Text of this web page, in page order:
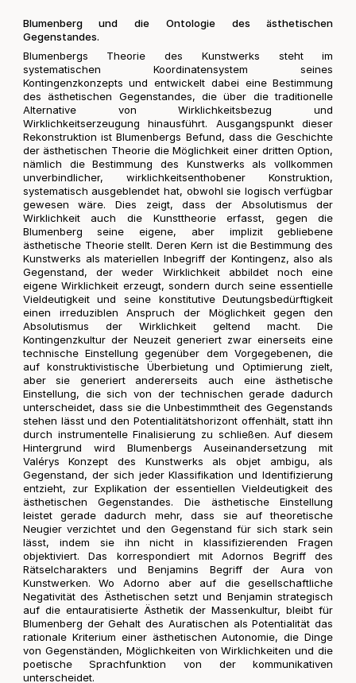
Blumenberg und die Ontologie des ästhetischen
Gegenstandes.
Blumenbergs Theorie des Kunstwerks steht im
systematischen Koordinatensystem seines
Kontingenzkonzepts und entwickelt dabei eine Bestimmung
des ästhetischen Gegenstandes, die über die traditionelle
Alternative von Wirklichkeitsbezug und
Wirklichkeitserzeugung hinausführt. Ausgangspunkt dieser
Rekonstruktion ist Blumenbergs Befund, dass die Geschichte
der ästhetischen Theorie die Möglichkeit einer dritten Option,
nämlich die Bestimmung des Kunstwerks als vollkommen
unverbindlicher, wirklichkeitsenthobener Konstruktion,
systematisch ausgeblendet hat, obwohl sie logisch verfügbar
gewesen wäre. Dies zeigt, dass der Absolutismus der
Wirklichkeit auch die Kunsttheorie erfasst, gegen die
Blumenberg seine eigene, aber implizit gebliebene
ästhetische Theorie stellt. Deren Kern ist die Bestimmung des
Kunstwerks als materiellen Inbegriff der Kontingenz, also als
Gegenstand, der weder Wirklichkeit abbildet noch eine
eigene Wirklichkeit erzeugt, sondern durch seine essentielle
Vieldeutigkeit und seine konstitutive Deutungsbedürftigkeit
einen irreduziblen Anspruch der Möglichkeit gegen den
Absolutismus der Wirklichkeit geltend macht. Die
Kontingenzkultur der Neuzeit generiert zwar einerseits eine
technische Einstellung gegenüber dem Vorgegebenen, die
auf konstruktivistische Überbietung und Optimierung zielt,
aber sie generiert andererseits auch eine ästhetische
Einstellung, die sich von der technischen gerade dadurch
unterscheidet, dass sie die Unbestimmtheit des Gegenstands
stehen lässt und den Potentialitätshorizont offenhält, statt ihn
durch instrumentelle Finalisierung zu schließen. Auf diesem
Hintergrund wird Blumenbergs Auseinandersetzung mit
Valérys Konzept des Kunstwerks als objet ambigu, als
Gegenstand, der sich jeder Klassifikation und Identifizierung
entzieht, zur Explikation der essentiellen Vieldeutigkeit des
ästhetischen Gegenstandes. Die ästhetische Einstellung
leistet gerade dadurch mehr, dass sie auf theoretische
Neugier verzichtet und den Gegenstand für sich stark sein
lässt, indem sie ihn nicht in klassifizierenden Fragen
objektiviert. Das korrespondiert mit Adornos Begriff des
Rätselcharakters und Benjamins Begriff der Aura von
Kunstwerken. Wo Adorno aber auf die gesellschaftliche
Negativität des Ästhetischen setzt und Benjamin strategisch
auf die entauratisierte Ästhetik der Massenkultur, bleibt für
Blumenberg der Gehalt des Auratischen als Potentialität das
rationale Kriterium einer ästhetischen Autonomie, die Dinge
von Gegenständen, Möglichkeiten von Wirklichkeiten und die
poetische Sprachfunktion von der kommunikativen
unterscheidet.